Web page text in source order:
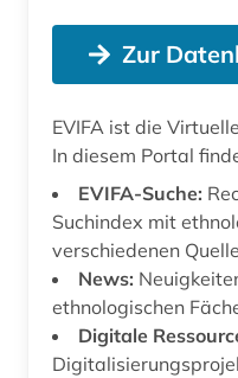
Zur
EVIFA ist die
In diesem Portal
EVIFA-Suche:
Suchindex mit
verschiedenen
News:
ethnologischen
Digitale